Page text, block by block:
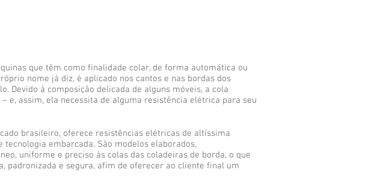
que têm como finalidade colar, de forma automática ou
nome já diz, é aplicado nos cantos e nas bordas dos
Devido à composição delicada de alguns móveis, a cola
e, assim, ela necessita de alguma resistência elétrica para seu
brasileiro, oferece resistências elétricas de altíssima
embarcada. São modelos elaborados,
uniforme e preciso às colas das coladeiras de borda, o que
padronizada e segura, afim de oferecer ao cliente final um